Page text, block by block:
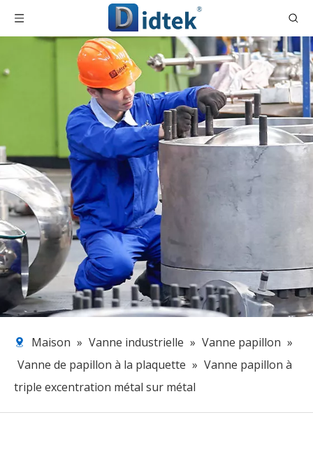
Maison » Vanne industrielle » Vanne papillon »
Vanne de papillon à la plaquette » Vanne papillon à
triple excentration métal sur métal